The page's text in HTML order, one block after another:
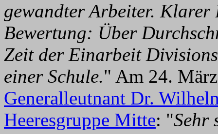
gewandter Arbeiter. Klarer
Bewertung: Über
Zeit der Einarbeit
einer Schule." Am 24.
Generalleutnant Dr.
Heeresgruppe Mitte: "Sehr